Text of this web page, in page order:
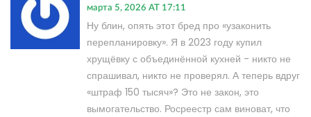
марта 5, 2026 AT 17:11
Ну блин, опять этот бред про «узаконить
перепланировку». Я в 2023 году купил
хрущёвку с объединённой кухней - никто не
спрашивал, никто не проверял. А теперь вдруг
«штраф 150 тысяч»? Это не закон, это
вымогательство. Росреестр сам виноват, что